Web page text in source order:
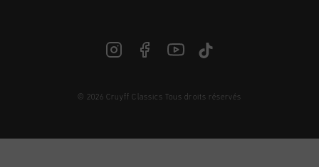
FR | € EUR
© 2026 Cruyff Classics Tous droits réservés